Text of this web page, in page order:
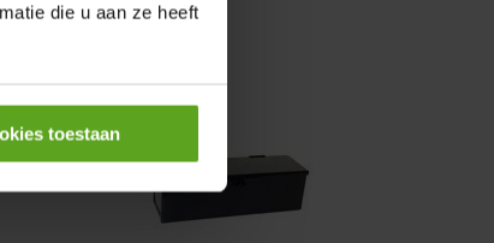
die u aan ze heeft
toestaan